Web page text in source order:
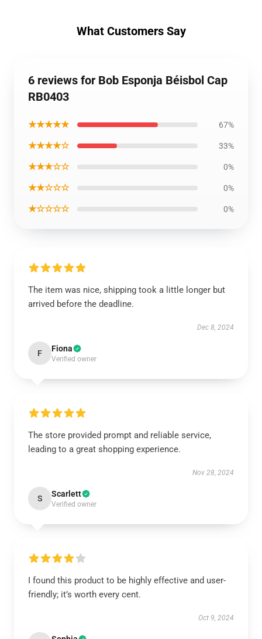
What Customers Say
6 reviews for Bob Esponja Béisbol Cap
RB0403
★★★★★ 67%
★★★★☆ 33%
★★★☆☆ 0%
★★☆☆☆ 0%
★☆☆☆☆ 0%
The item was nice, shipping took a little longer but
arrived before the deadline.
Dec 8, 2024
F Fiona
Verified owner
The store provided prompt and reliable service,
leading to a great shopping experience.
Nov 28, 2024
S Scarlett
Verified owner
I found this product to be highly effective and user-
friendly; it’s worth every cent.
Oct 9, 2024